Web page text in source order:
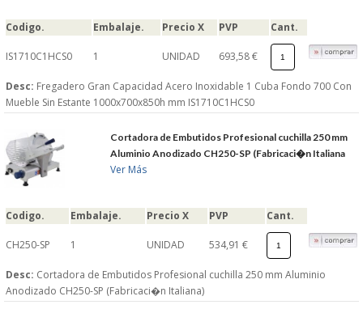
Codigo. Embalaje. Precio X PVP Cant.
IS1710C1HCS0 1 UNIDAD 693,58 €
Desc: Fregadero Gran Capacidad Acero Inoxidable 1 Cuba Fondo 700 Con
Mueble Sin Estante 1000x700x850h mm IS1710C1HCS0
Cortadora de Embutidos Profesional cuchilla 250 mm
Aluminio Anodizado CH250-SP (Fabricaci�n Italiana
Ver Más
Codigo. Embalaje. Precio X PVP Cant.
CH250-SP 1 UNIDAD 534,91 €
Desc: Cortadora de Embutidos Profesional cuchilla 250 mm Aluminio
Anodizado CH250-SP (Fabricaci�n Italiana)